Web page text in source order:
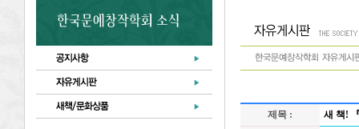
제목 :
새 책!